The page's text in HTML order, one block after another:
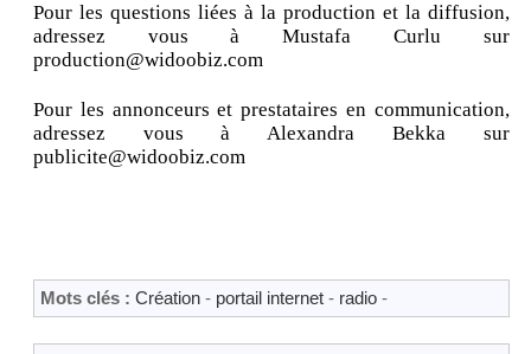
Pour les questions liées à la production et la diffusion,
adressez vous à Mustafa Curlu sur
production@widoobiz.com
Pour les annonceurs et prestataires en communication,
adressez vous à Alexandra Bekka sur
publicite@widoobiz.com
Mots clés : Création - portail internet - radio -